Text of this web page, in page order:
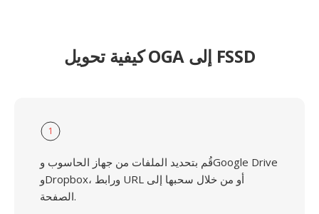
كيفية تحويل OGA إلى FSSD
1
قُم بتحديد الملفات من جهاز الحاسوب وGoogle Drive
وDropbox، ورابط URL أو من خلال سحبها إلى
الصفحة.